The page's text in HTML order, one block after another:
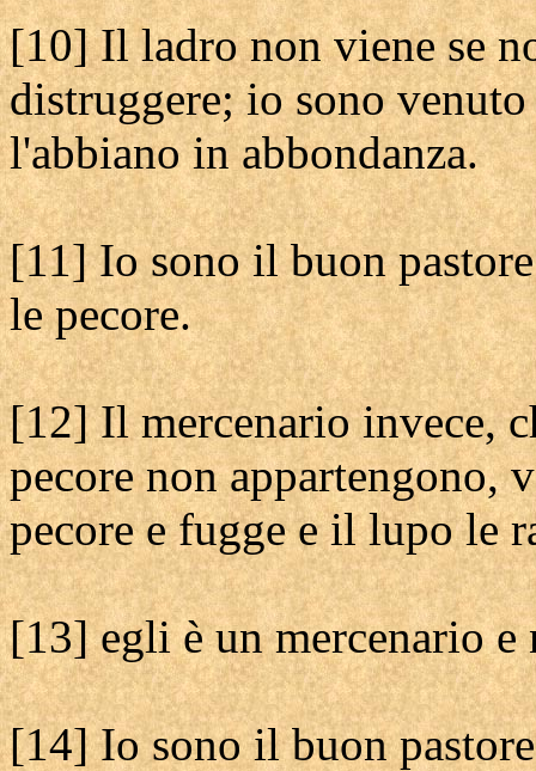
[10] Il ladro non viene se
distruggere; io sono
l'abbiano in abbondanza.
[11] Io sono il buon
le pecore.
[12] Il mercenario invece,
pecore non appartengono,
pecore e fugge e il lupo le
[13] egli è un mercenario
[14] Io sono il buon